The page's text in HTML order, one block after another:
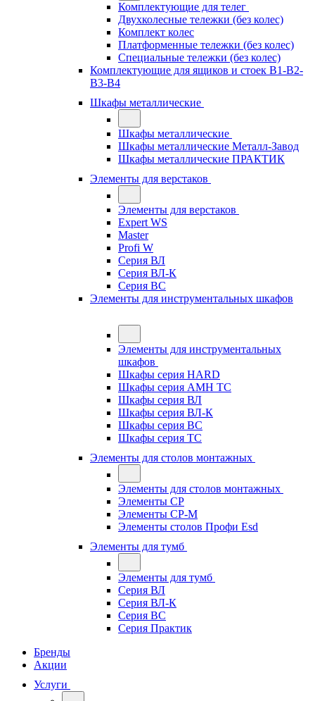
Комплектующие для телег
Двухколесные тележки (без колес)
Комплект колес
Платформенные тележки (без колес)
Специальные тележки (без колес)
Комплектующие для ящиков и стоек В1-В2-
В3-В4
Шкафы металлические
Шкафы металлические
Шкафы металлические Металл-Завод
Шкафы металлические ПРАКТИК
Элементы для верстаков
Элементы для верстаков
Expert WS
Master
Profi W
Серия ВЛ
Серия ВЛ-К
Серия ВС
Элементы для инструментальных шкафов
Элементы для инструментальных
шкафов
Шкафы серия HARD
Шкафы серия АМН ТС
Шкафы серия ВЛ
Шкафы серия ВЛ-К
Шкафы серия ВС
Шкафы серия ТС
Элементы для столов монтажных
Элементы для столов монтажных
Элементы СР
Элементы СР-М
Элементы столов Профи Esd
Элементы для тумб
Элементы для тумб
Серия ВЛ
Серия ВЛ-К
Серия ВС
Серия Практик
Бренды
Акции
Услуги